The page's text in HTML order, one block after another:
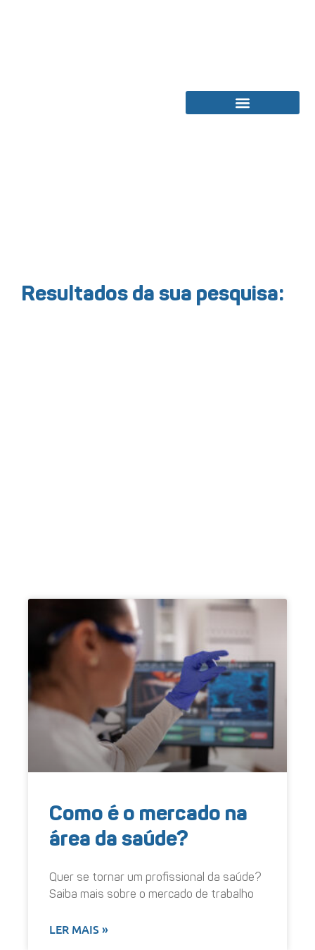
Resultados da sua pesquisa:
Como é o mercado na
área da saúde?
Quer se tornar um profissional da saúde?
Saiba mais sobre o mercado de trabalho
LER MAIS »